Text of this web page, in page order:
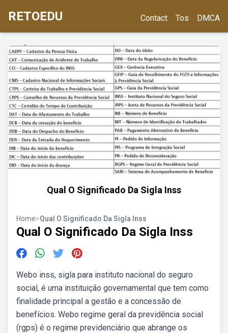
RETOEDU Contact Tos DMCA
Qual O Significado Da Sigla Inss
Home>Qual O Significado Da Sigla Inss
Qual O Significado Da Sigla Inss
Webo inss, sigla para instituto nacional do seguro
social, é uma instituição governamental que tem como
finalidade principal a gestão e a concessão de
benefícios. Webo regime geral da previdência social
(rgps) é o regime previdenciário que abrange os